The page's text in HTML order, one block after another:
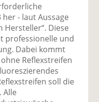
n
- laut Aussage
Hersteller“. Diese
professionelle und
Dabei kommt
Reflexstreifen
soll die
Alle